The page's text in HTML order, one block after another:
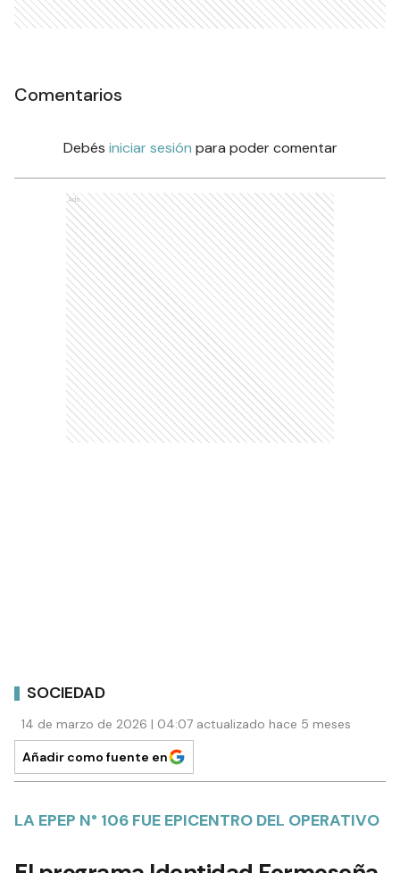
Comentarios
Debés iniciar sesión para poder comentar
Ads
SOCIEDAD
14 de marzo de 2026 | 04:07 actualizado hace 5 meses
Añadir como fuente en
LA EPEP N° 106 FUE EPICENTRO DEL OPERATIVO